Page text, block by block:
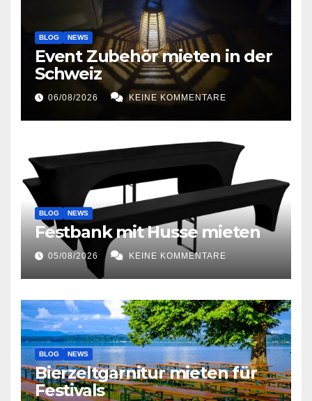
BLOG NEWS
Event Zubehör mieten in der
Schweiz
06/08/2026 KEINE KOMMENTARE
BLOG NEWS
Festbank mit Husse mieten
05/08/2026 KEINE KOMMENTARE
BLOG NEWS
Bierzeltgarnitur mieten für
Festivals